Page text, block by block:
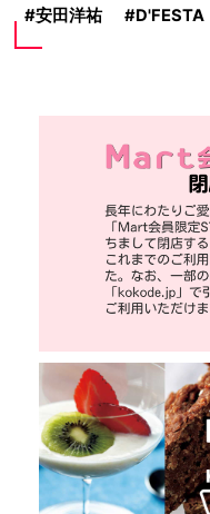
安田洋祐 D'FESTA